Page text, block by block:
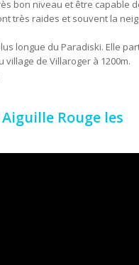
bon niveau et être capable
très raides et souvent la
longue du Paradiski. Elle
village de Villaroger à 1200m.
Rouge les